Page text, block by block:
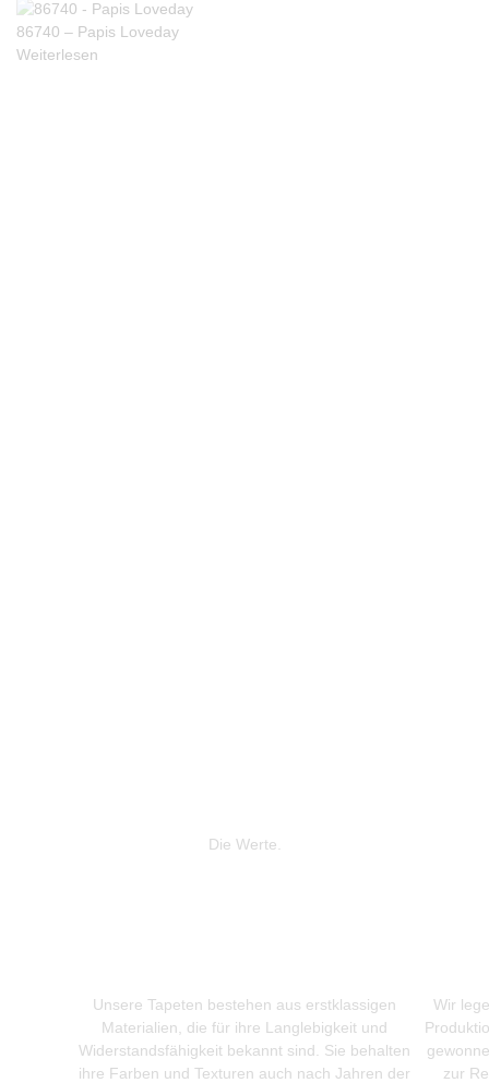
86740 – Papis Loveday
Weiterlesen
Die Werte.
Unsere Tapeten bestehen aus erstklassigen
Materialien, die für ihre Langlebigkeit und
Widerstandsfähigkeit bekannt sind. Sie behalten
ihre Farben und Texturen auch nach Jahren der
Wir
zur